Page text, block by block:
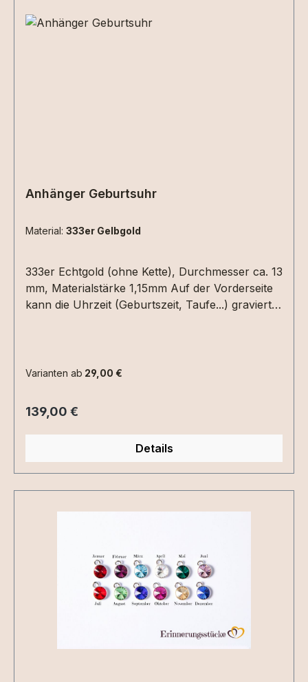
Anhänger Geburtsuhr
Material: 333er Gelbgold
333er Echtgold (ohne Kette), Durchmesser ca. 13
mm, Materialstärke 1,15mm Auf der Vorderseite
kann die Uhrzeit (Geburtszeit, Taufe...) graviert
Zeichen.Bitte die entsprechenden
Varianten ab 29,00 €
Regulärer Preis:
139,00 €
Details